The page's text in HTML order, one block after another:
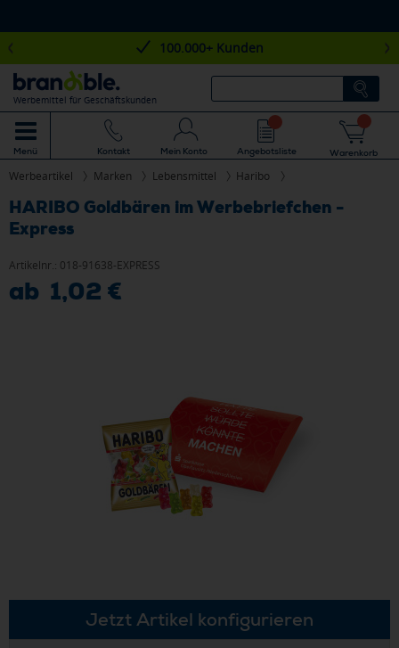
100.000+ Kunden
Werbemittel für Geschäftskunden
Menü Kontakt Mein Konto Angebotsliste Warenkorb
Werbeartikel Marken Lebensmittel Haribo
HARIBO Goldbären im Werbebriefchen -
Express
Artikelnr.: 018-91638-EXPRESS
ab 1,02 €
Jetzt Artikel konfigurieren